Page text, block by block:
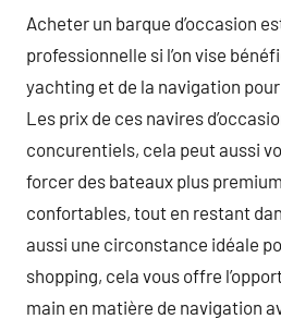
Acheter un barque d’occasion
professionnelle si l’on vise
yachting et de la navigation
Les prix de ces navires
concurentiels, cela peut aussi
forcer des bateaux plus
confortables, tout en restant
aussi une circonstance idéale
shopping, cela vous offre
main en matière de navigation